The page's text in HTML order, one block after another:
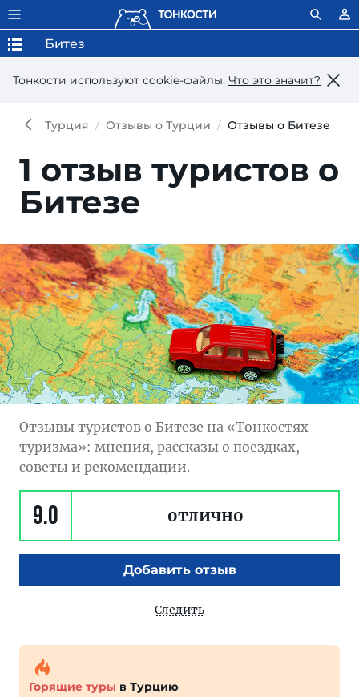
Тонкости используют сookie-файлы. Что это значит?
Битез
Турция Отзывы о Турции Отзывы о Битезе
1 отзыв туристов о
Битезе
Отзывы туристов о Битезе на «Тонкостях
туризма»: мнения, рассказы о поездках,
советы и рекомендации.
9.0 отлично
Добавить отзыв
Следить
Горящие туры в Турцию